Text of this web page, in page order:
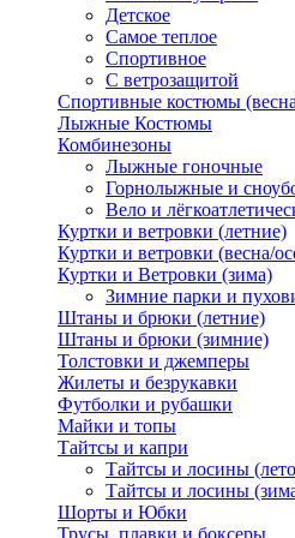
Детское
Самое теплое
Спортивное
С ветрозащитой
Спортивные костюмы
Лыжные Костюмы
Комбинезоны
Лыжные гоночные
Горнолыжные и
Вело и
Куртки и ветровки (летние)
Куртки и ветровки (весна/
Куртки и Ветровки (зима)
Зимние парки и
Штаны и брюки (летние)
Штаны и брюки (зимние)
Толстовки и джемперы
Жилеты и безрукавки
Футболки и рубашки
Майки и топы
Тайтсы и капри
Тайтсы и лосины
Тайтсы и лосины
Шорты и Юбки
Трусы, плавки и боксеры